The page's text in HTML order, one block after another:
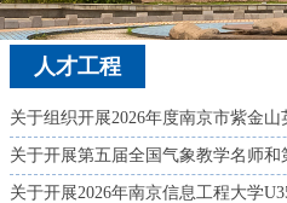
人才工程
关于组织开展2026年度南京市紫金
关于开展第五届全国气象教学名师
关于开展2026年南京信息工程大学